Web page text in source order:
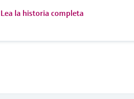
Lea la historia completa